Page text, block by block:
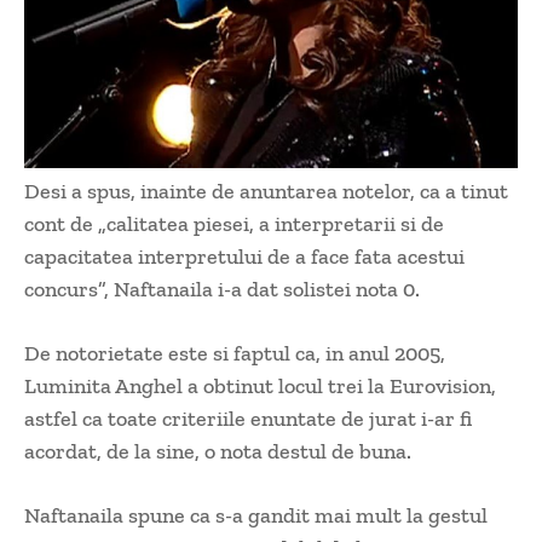
Desi a spus, inainte de anuntarea notelor, ca a tinut
cont de „calitatea piesei, a interpretarii si de
capacitatea interpretului de a face fata acestui
concurs”, Naftanaila i-a dat solistei nota 0.
De notorietate este si faptul ca, in anul 2005,
Luminita Anghel a obtinut locul trei la Eurovision,
astfel ca toate criteriile enuntate de jurat i-ar fi
acordat, de la sine, o nota destul de buna.
Naftanaila spune ca s-a gandit mai mult la gestul